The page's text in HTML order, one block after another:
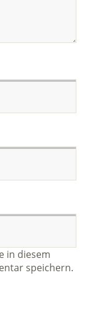
in diesem
speichern.